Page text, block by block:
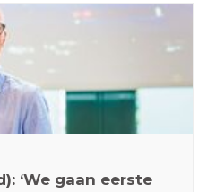
‘We gaan eerste